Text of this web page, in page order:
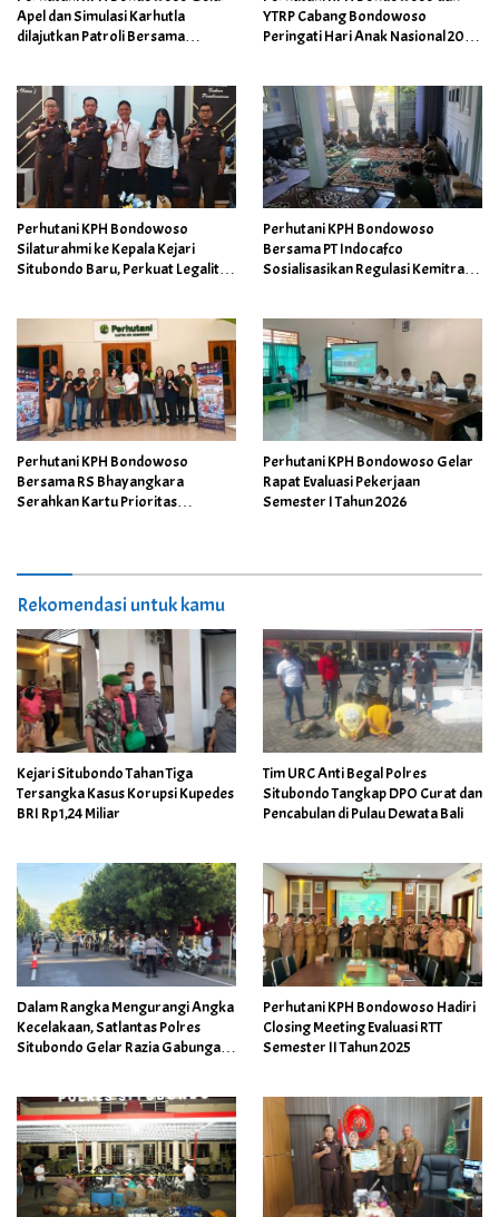
Apel dan Simulasi Karhutla
dilajutkan Patroli Bersama
YTRP Cabang Bondowoso
Peringati Hari Anak Nasional 2026
Perhutani KPH Bondowoso
Silaturahmi ke Kepala Kejari
Situbondo Baru, Perkuat Legalitas
Perhutani KPH Bondowoso
Bersama PT Indocafco
Sosialisasikan Regulasi Kemitraan
Perhutani KPH Bondowoso
Bersama RS Bhayangkara
Serahkan Kartu Prioritas
Perhutani KPH Bondowoso Gelar
Rapat Evaluasi Pekerjaan
Semester I Tahun 2026
Rekomendasi untuk kamu
Kejari Situbondo Tahan Tiga
Tersangka Kasus Korupsi Kupedes
BRI Rp1,24 Miliar
Tim URC Anti Begal Polres
Situbondo Tangkap DPO Curat dan
Pencabulan di Pulau Dewata Bali
Dalam Rangka Mengurangi Angka
Kecelakaan, Satlantas Polres
Situbondo Gelar Razia Gabungan
Perhutani KPH Bondowoso Hadiri
Closing Meeting Evaluasi RTT
Semester II Tahun 2025